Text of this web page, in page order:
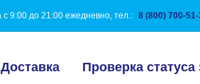
9:00 до 21:00 ежедневно, тел.: 8 (800) 700-51-
Доставка Проверка статуса